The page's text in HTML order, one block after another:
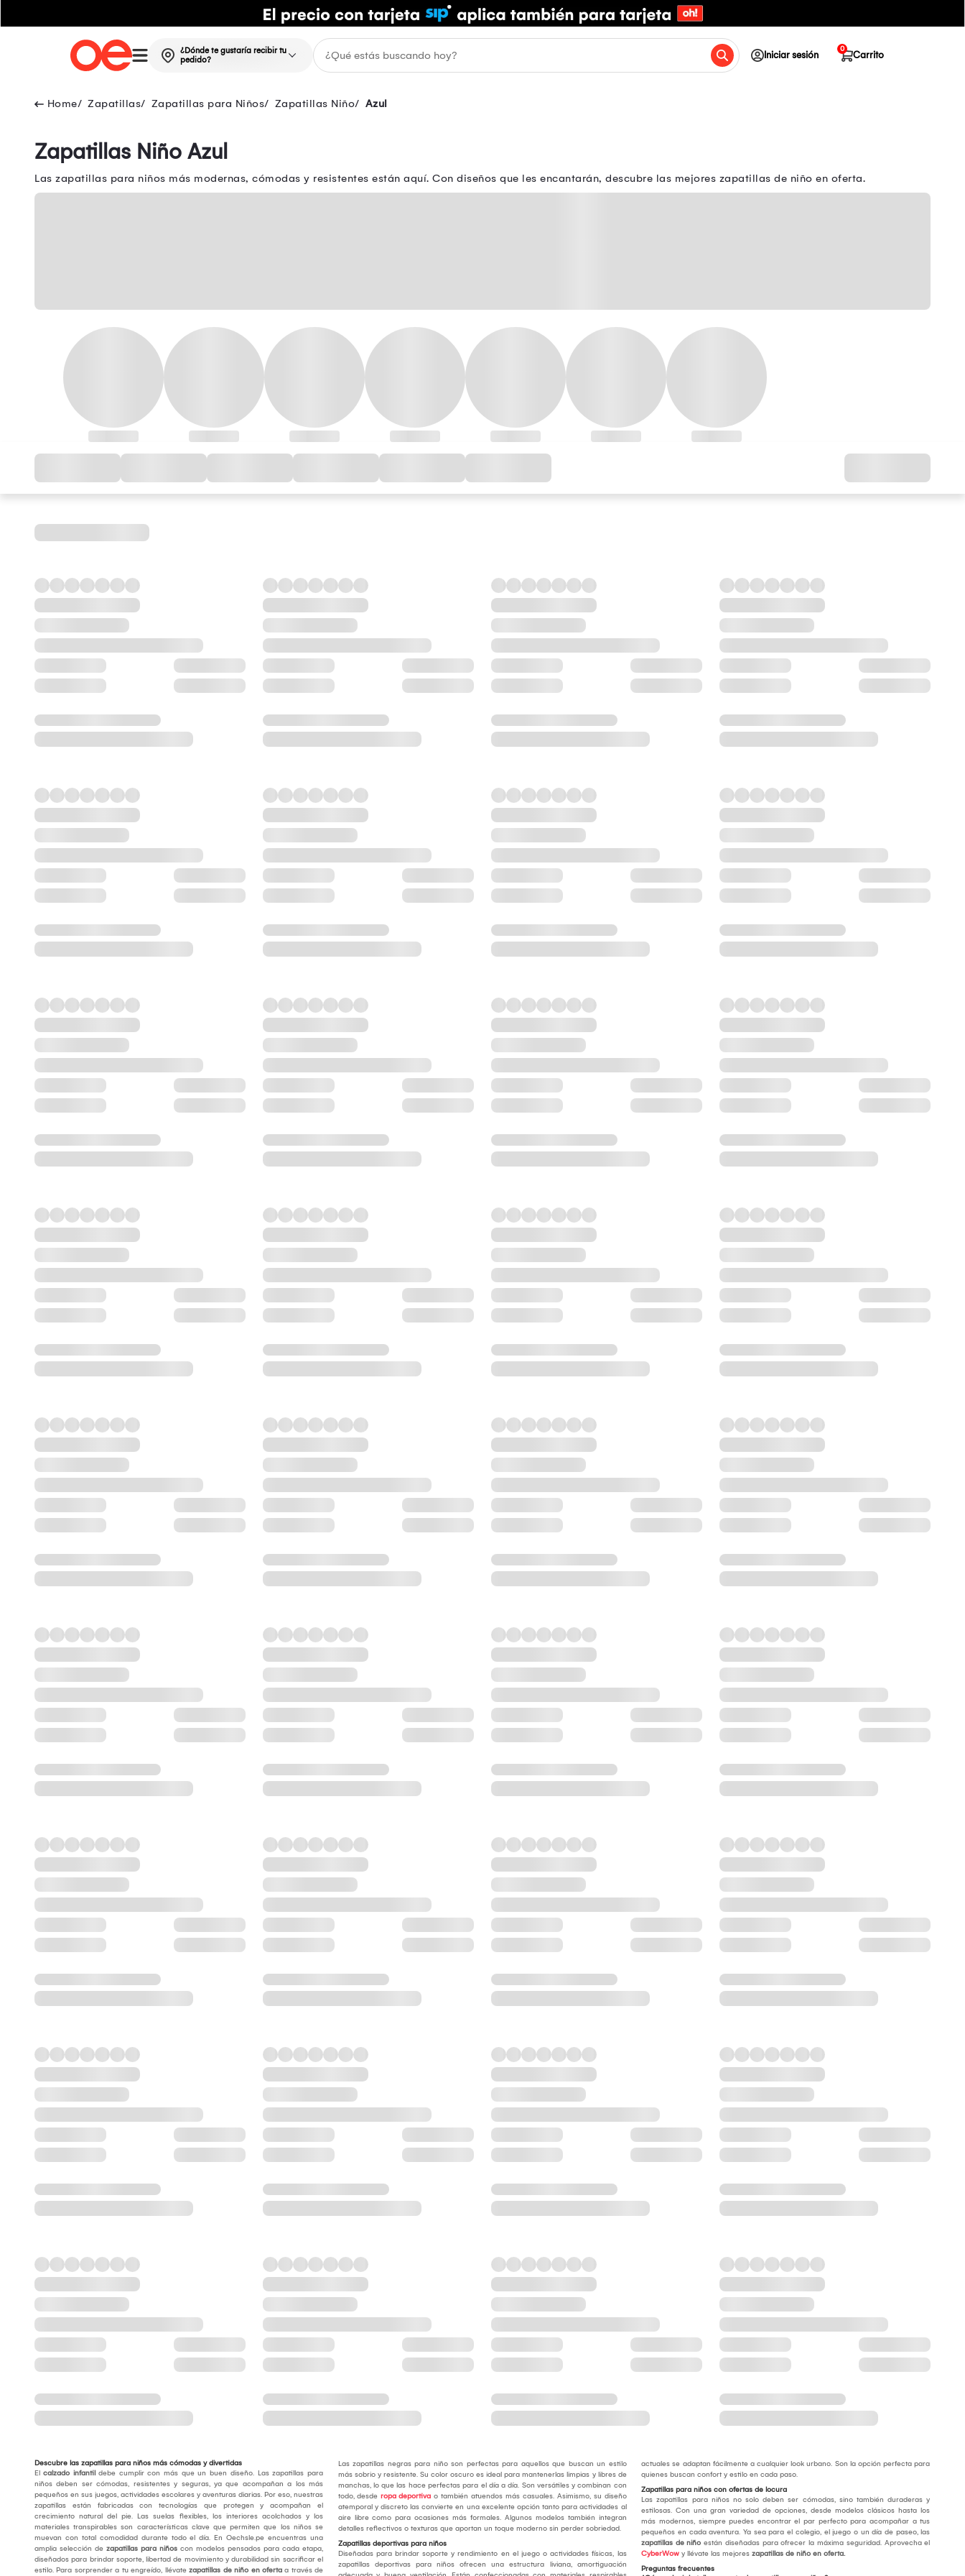
¿Dónde te gustaría recibir tu
pedido?
Iniciar sesión Carrito
0
Zapatillas Zapatillas para Niños Zapatillas Niño Azul
Zapatillas Niño Azul
Las zapatillas para niños más modernas, cómodas y resistentes están aquí. Con diseños que les encantarán, descubre las mejores zapatillas de niño en oferta.
Descubre las zapatillas para niños más cómodas y divertidas
El calzado infantil debe cumplir con más que un buen diseño. Las zapatillas para
niños deben ser cómodas, resistentes y seguras, ya que acompañan a los más
pequeños en sus juegos, actividades escolares y aventuras diarias. Por eso, nuestras
zapatillas están fabricadas con tecnologías que protegen y acompañan el
crecimiento natural del pie. Las suelas flexibles, los interiores acolchados y los
materiales transpirables son características clave que permiten que los niños se
muevan con total comodidad durante todo el día. En Oechsle.pe encuentras una
amplia selección de zapatillas para niños con modelos pensados para cada etapa,
diseñados para brindar soporte, libertad de movimiento y durabilidad sin sacrificar el
estilo. Para sorprender a tu engreído, llévate zapatillas de niño en oferta a través de
Las zapatillas negras para niño son perfectas para aquellos que buscan un estilo
más sobrio y resistente. Su color oscuro es ideal para mantenerlas limpias y libres de
manchas, lo que las hace perfectas para el día a día. Son versátiles y combinan con
todo, desde ropa deportivao también atuendos más casuales. Asimismo, su diseño
atemporal y discreto las convierte en una excelente opción tanto para actividades al
aire libre como para ocasiones más formales. Algunos modelos también integran
detalles reflectivos o texturas que aportan un toque moderno sin perder sobriedad.
Zapatillas deportivas para niños
Diseñadas para brindar soporte y rendimiento en el juego o actividades físicas, las
zapatillas deportivas para niños ofrecen una estructura liviana, amortiguación
actuales se adaptan fácilmente a cualquier look urbano. Son la opción perfecta para
quienes buscan confort y estilo en cada paso.
Zapatillas para niños con ofertas de locura
Las zapatillas para niños no solo deben ser cómodas, sino también duraderas y
estilosas. Con una gran variedad de opciones, desde modelos clásicos hasta los
más modernos, siempre puedes encontrar el par perfecto para acompañar a tus
pequeños en cada aventura. Ya sea para el colegio, el juego o un día de paseo, las
zapatillas de niño están diseñadas para ofrecer la máxima seguridad. Aprovecha el
CyberWow y llévate las mejoreszapatillas de niño en oferta.
Preguntas frecuentes